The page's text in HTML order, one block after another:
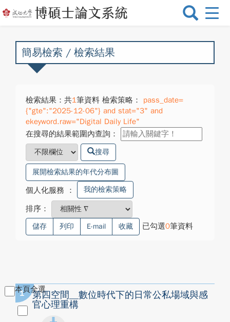
選
換
簡易檢索 / 檢索結果
檢索結果：共1筆資料 檢索策略：
pass_date=
{"gte":"2025-12-06"} and stat="3" and
ekeyword.raw="Digital Daily Life"
在搜尋的結果範圍內查詢：
搜尋
展開檢索結果的年代分布圖
個人化服務 ： 我的檢索策略
排序：
儲存 列印 E-mail 收藏 已勾選0筆資料
本頁全選
1
第四空間__數位時代下的日常公私場域與感
官心理重構